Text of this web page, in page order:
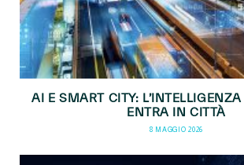
AI E SMART CITY:
ENTRA IN CITTÀ
8 MAGGIO 2026